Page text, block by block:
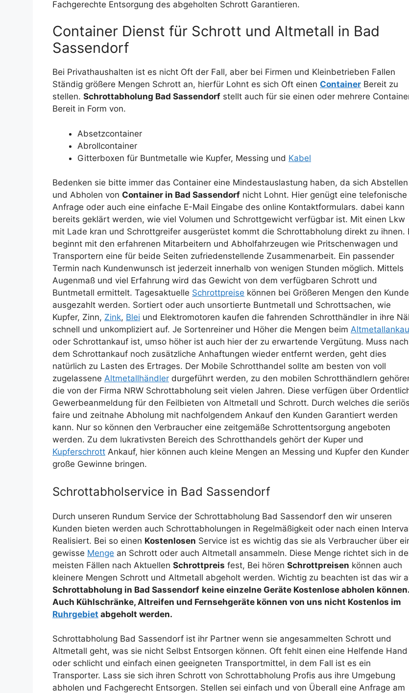
Fachgerechte Entsorgung des abgeholten Schrott Garantieren.
Container Dienst für Schrott und Altmetall in Bad
Sassendorf
Bei Privathaushalten ist es nicht Oft der Fall, aber bei Firmen und Kleinbetrieben Fallen
Ständig größere Mengen Schrott an, hierfür Lohnt es sich Oft einen Container Bereit zu
stellen. Schrottabholung Bad Sassendorf stellt auch für sie einen oder mehrere
Bereit in Form von.
Absetzcontainer
Abrollcontainer
Gitterboxen für Buntmetalle wie Kupfer, Messing und Kabel
Bedenken sie bitte immer das Container eine Mindestauslastung haben, da sich Abstellen
und Abholen von Container in Bad Sassendorf nicht Lohnt. Hier genügt eine telefonische
Anfrage oder auch eine einfache E-Mail Eingabe des online Kontaktformulars. dabei kann
bereits geklärt werden, wie viel Volumen und Schrottgewicht verfügbar ist. Mit einen Lkw
mit Lade kran und Schrottgreifer ausgerüstet kommt die Schrottabholung direkt zu ihnen.
beginnt mit den erfahrenen Mitarbeitern und Abholfahrzeugen wie Pritschenwagen und
Transportern eine für beide Seiten zufriedenstellende Zusammenarbeit. Ein passender
Termin nach Kundenwunsch ist jederzeit innerhalb von wenigen Stunden möglich. Mittels
Augenmaß und viel Erfahrung wird das Gewicht von dem verfügbaren Schrott und
Buntmetall ermittelt. Tagesaktuelle Schrottpreise können bei Größeren Mengen den
ausgezahlt werden. Sortiert oder auch unsortierte Buntmetall und Schrottsachen, wie
Kupfer, Zinn, Zink, Blei und Elektromotoren kaufen die fahrenden Schrotthändler in ihre
schnell und unkompliziert auf. Je Sortenreiner und Höher die Mengen beim
oder Schrottankauf ist, umso höher ist auch hier der zu erwartende Vergütung. Muss nach
dem Schrottankauf noch zusätzliche Anhaftungen wieder entfernt werden, geht dies
natürlich zu Lasten des Ertrages. Der Mobile Schrotthandel sollte am besten von voll
zugelassene Altmetallhändler durgeführt werden, zu den mobilen Schrotthändlern
die von der Firma NRW Schrottabholung seit vielen Jahren. Diese verfügen über
Gewerbeanmeldung für den Feilbieten von Altmetall und Schrott. Durch welches die
faire und zeitnahe Abholung mit nachfolgendem Ankauf den Kunden Garantiert werden
kann. Nur so können den Verbraucher eine zeitgemäße Schrottentsorgung angeboten
werden. Zu dem lukrativsten Bereich des Schrotthandels gehört der Kuper und
Kupferschrott Ankauf, hier können auch kleine Mengen an Messing und Kupfer den
große Gewinne bringen.
Schrottabholservice in Bad Sassendorf
Durch unseren Rundum Service der Schrottabholung Bad Sassendorf den wir unseren
Kunden bieten werden auch Schrottabholungen in Regelmäßigkeit oder nach einen
Realisiert. Bei so einen Kostenlosen Service ist es wichtig das sie als Verbraucher über
gewisse Menge an Schrott oder auch Altmetall ansammeln. Diese Menge richtet sich in
meisten Fällen nach Aktuellen Schrottpreis fest, Bei hören Schrottpreisen können auch
kleinere Mengen Schrott und Altmetall abgeholt werden. Wichtig zu beachten ist das wir
Schrottabholung in Bad Sassendorf keine einzelne Geräte Kostenlose abholen können.
Auch Kühlschränke, Altreifen und Fernsehgeräte können von uns nicht Kostenlos im
Ruhrgebiet abgeholt werden.
Schrottabholung Bad Sassendorf ist ihr Partner wenn sie angesammelten Schrott und
Altmetall geht, was sie nicht Selbst Entsorgen können. Oft fehlt einen eine Helfende Hand
oder schlicht und einfach einen geeigneten Transportmittel, in dem Fall ist es ein
Transporter. Lass sie sich ihren Schrott von Schrottabholung Profis aus ihre Umgebung
abholen und Fachgerecht Entsorgen. Stellen sei einfach und von Überall eine Anfrage am
Für